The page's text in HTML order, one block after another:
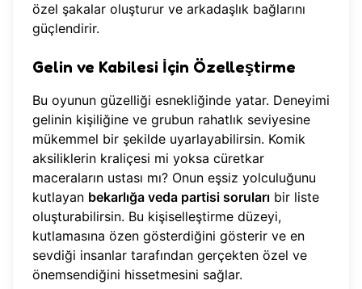
özel şakalar oluşturur ve arkadaşlık bağlarını
güçlendirir.
Gelin ve Kabilesi İçin Özelleştirme
Bu oyunun güzelliği esnekliğinde yatar. Deneyimi
gelinin kişiliğine ve grubun rahatlık seviyesine
mükemmel bir şekilde uyarlayabilirsin. Komik
aksiliklerin kraliçesi mi yoksa cüretkar
maceraların ustası mı? Onun eşsiz yolculuğunu
kutlayan bekarlığa veda partisi soruları bir liste
oluşturabilirsin. Bu kişiselleştirme düzeyi,
kutlamasına özen gösterdiğini gösterir ve en
sevdiği insanlar tarafından gerçekten özel ve
önemsendiğini hissetmesini sağlar.